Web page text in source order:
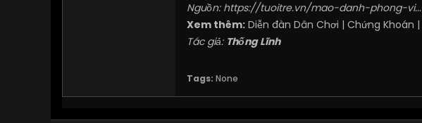
Nguồn: https://tuoitre.vn/mao-danh-phong-
Xem thêm: Diễn đàn Dân Chơi | Chứng Khoán |
Tác giả: Thống Lĩnh
Tags: None